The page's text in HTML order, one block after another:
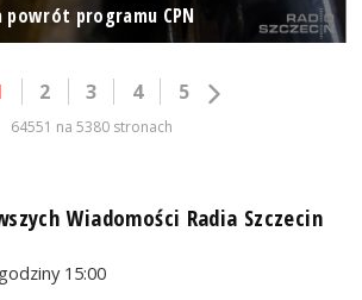
powrót programu CPN
2 3 4 5
64551 na 5380 stronach
Wiadomości Radia Szczecin
15:00